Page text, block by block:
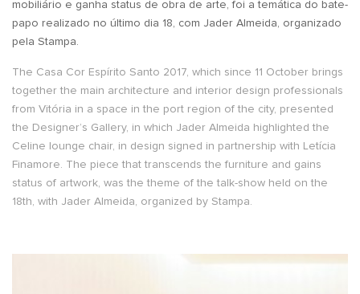
mobiliário e ganha status de obra de arte, foi a temática do bate-
papo realizado no último dia 18, com Jader Almeida, organizado
pela Stampa.
The Casa Cor Espírito Santo 2017, which since 11 October brings
together the main architecture and interior design professionals
from Vitória in a space in the port region of the city, presented
the Designer’s Gallery, in which Jader Almeida highlighted the
Celine lounge chair, in design signed in partnership with Letícia
Finamore. The piece that transcends the furniture and gains
status of artwork, was the theme of the talk-show held on the
18th, with Jader Almeida, organized by Stampa.